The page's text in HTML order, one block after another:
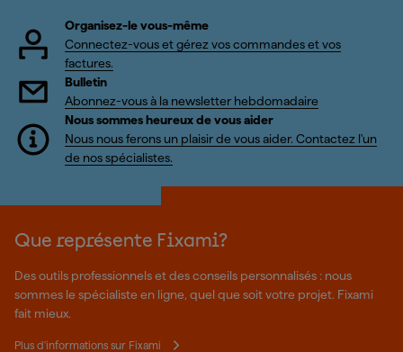
Organisez-le vous-même
Connectez-vous et gérez vos commandes et vos
factures.
Bulletin
Abonnez-vous à la newsletter hebdomadaire
Nous sommes heureux de vous aider
Nous nous ferons un plaisir de vous aider. Contactez l'un
de nos spécialistes.
Que représente Fixami?
Des outils professionnels et des conseils personnalisés : nous
sommes le spécialiste en ligne, quel que soit votre projet. Fixami
fait mieux.
Plus d'informations sur Fixami